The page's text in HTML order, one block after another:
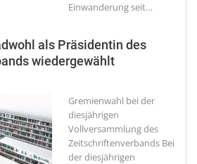
Einwanderung seit…
als Präsidentin des
wiedergewählt
Gremienwahl bei der
diesjährigen
Vollversammlung des
Zeitschriftenverbands Bei
der diesjährigen